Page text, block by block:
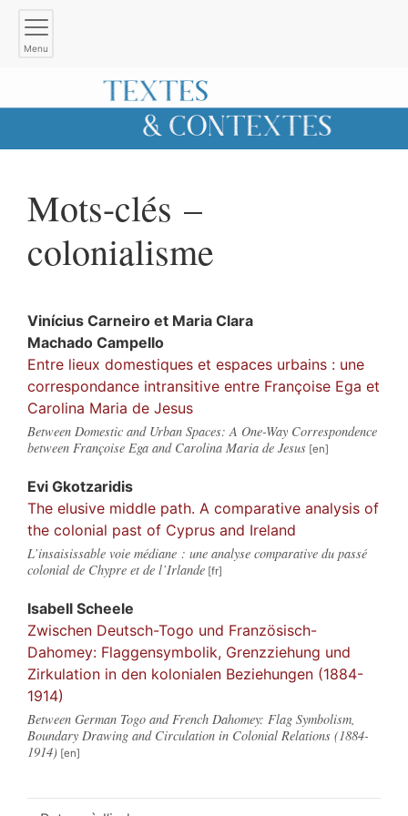
Menu
Mots-clés –
colonialisme
Vinícius Carneiro et Maria Clara
Machado Campello
Entre lieux domestiques et espaces urbains : une
correspondance intransitive entre Françoise Ega et
Carolina Maria de Jesus
Between Domestic and Urban Spaces: A One-Way Correspondence
between Françoise Ega and Carolina Maria de Jesus
Evi Gkotzaridis
The elusive middle path. A comparative analysis of
the colonial past of Cyprus and Ireland
L’insaisissable voie médiane : une analyse comparative du passé
colonial de Chypre et de l’Irlande
Isabell Scheele
Zwischen Deutsch-Togo und Französisch-
Dahomey: Flaggensymbolik, Grenzziehung und
Zirkulation in den kolonialen Beziehungen (1884-
1914)
Between German Togo and French Dahomey: Flag Symbolism,
Boundary Drawing and Circulation in Colonial Relations (1884-
1914)